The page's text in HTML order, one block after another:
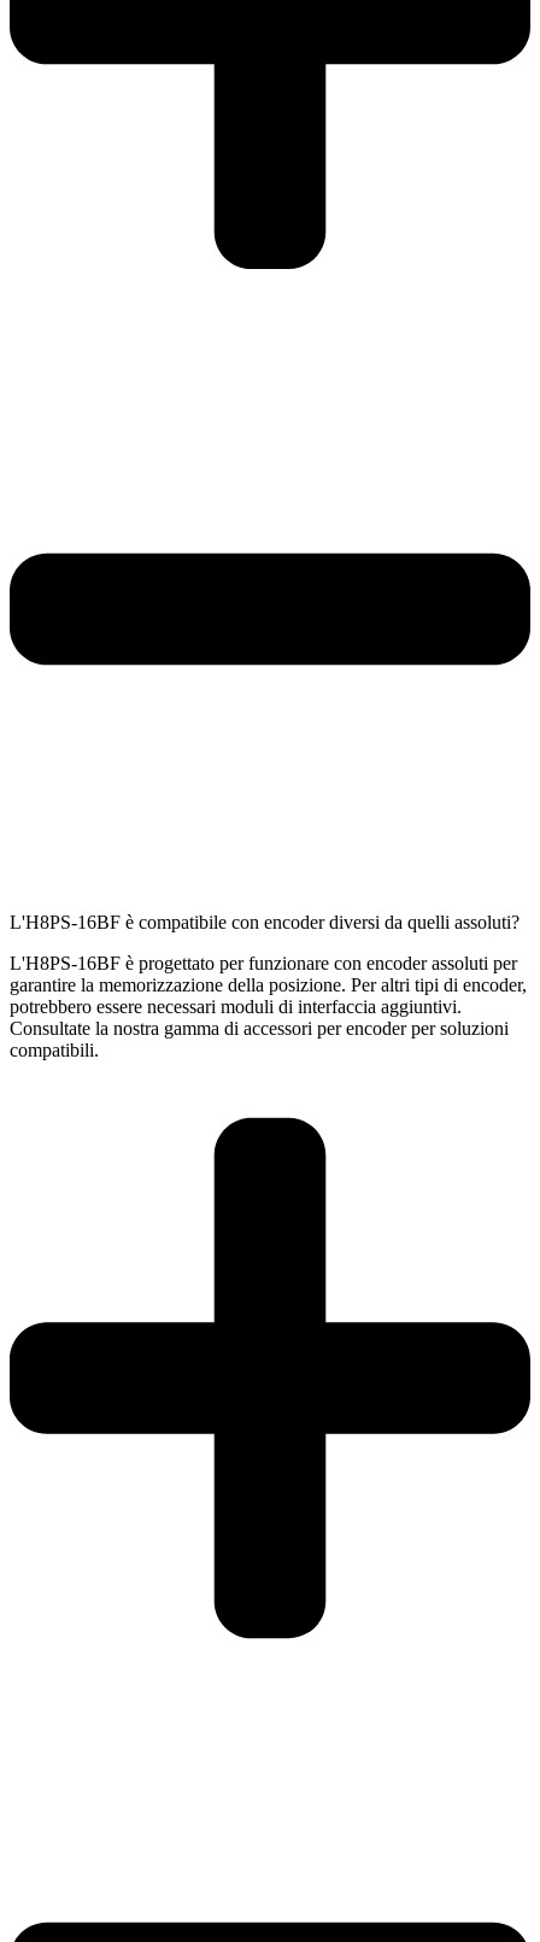
L'H8PS-16BF è compatibile con encoder diversi da quelli assoluti?
L'H8PS-16BF è progettato per funzionare con encoder assoluti per
garantire la memorizzazione della posizione. Per altri tipi di encoder,
potrebbero essere necessari moduli di interfaccia aggiuntivi.
Consultate la nostra gamma di accessori per encoder per soluzioni
compatibili.